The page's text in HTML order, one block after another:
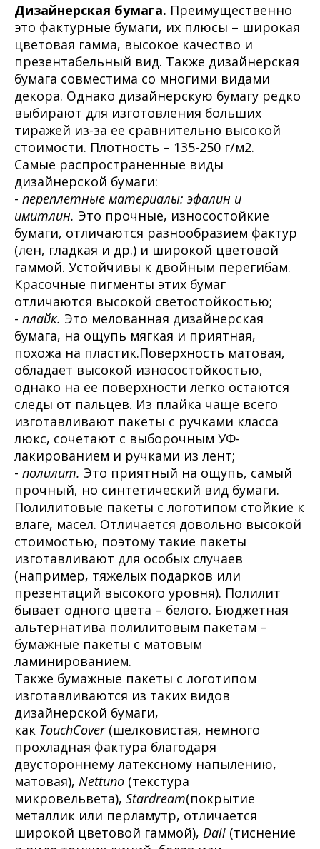
Дизайнерская бумага. Преимущественно
это фактурные бумаги, их плюсы – широкая
цветовая гамма, высокое качество и
презентабельный вид. Также дизайнерская
бумага совместима со многими видами
декора. Однако дизайнерскую бумагу редко
выбирают для изготовления больших
тиражей из-за ее сравнительно высокой
стоимости. Плотность – 135-250 г/м2.
Самые распространенные виды
дизайнерской бумаги:
- переплетные материалы: эфалин и
имитлин. Это прочные, износостойкие
бумаги, отличаются разнообразием фактур
(лен, гладкая и др.) и широкой цветовой
гаммой. Устойчивы к двойным перегибам.
Красочные пигменты этих бумаг
отличаются высокой светостойкостью;
- плайк. Это мелованная дизайнерская
бумага, на ощупь мягкая и приятная,
похожа на пластик.Поверхность матовая,
обладает высокой износостойкостью,
однако на ее поверхности легко остаются
следы от пальцев. Из плайка чаще всего
изготавливают пакеты с ручками класса
люкс, сочетают с выборочным УФ-
лакированием и ручками из лент;
- полилит. Это приятный на ощупь, самый
прочный, но синтетический вид бумаги.
Полилитовые пакеты с логотипом стойкие к
влаге, масел. Отличается довольно высокой
стоимостью, поэтому такие пакеты
изготавливают для особых случаев
(например, тяжелых подарков или
презентаций высокого уровня). Полилит
бывает одного цвета – белого. Бюджетная
альтернатива полилитовым пакетам –
бумажные пакеты с матовым
ламинированием.
Также бумажные пакеты с логотипом
изготавливаются из таких видов
дизайнерской бумаги,
как TouchCover (шелковистая, немного
прохладная фактура благодаря
двустороннему латексному напылению,
матовая), Nettuno (текстура
микровельвета), Stardream(покрытие
металлик или перламутр, отличается
широкой цветовой гаммой), Dali (тиснение